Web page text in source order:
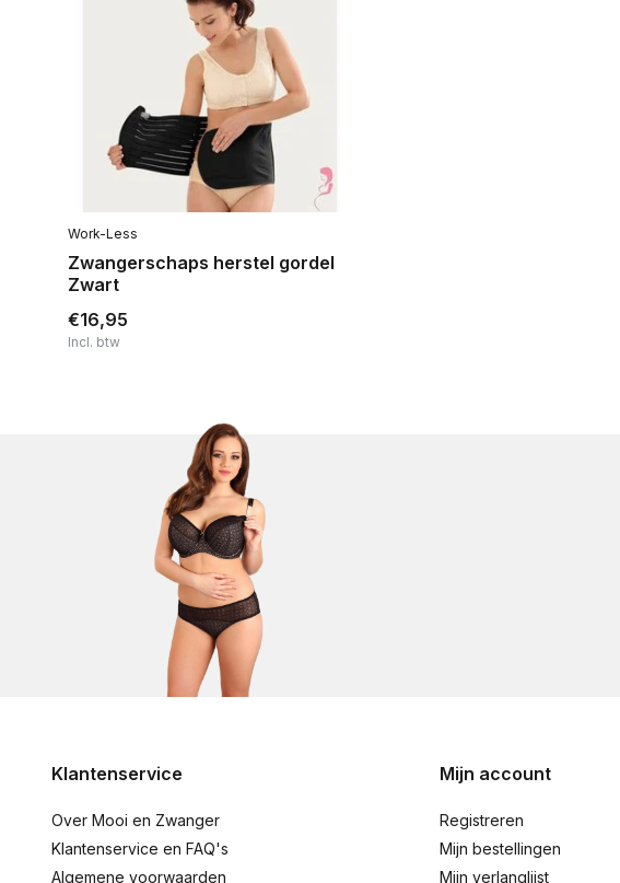
Work-Less
Zwangerschaps herstel gordel
Zwart
€16,95
Incl. btw
Klantenservice
Over Mooi en Zwanger
Klantenservice en FAQ's
Algemene voorwaarden
Mijn account
Registreren
Mijn bestellingen
Mijn verlanglijst